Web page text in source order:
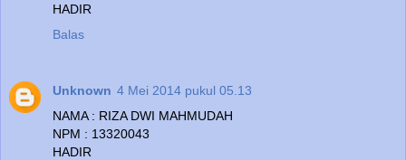
HADIR
Balas
Unknown 4 Mei 2014 pukul 05.13
NAMA : RIZA DWI MAHMUDAH
NPM : 13320043
HADIR